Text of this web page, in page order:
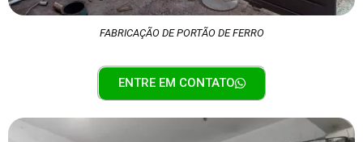
FABRICAÇÃO DE PORTÃO DE FERRO
ENTRE EM CONTATO